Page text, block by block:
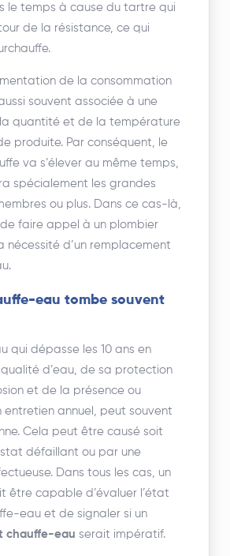
le temps à cause du tartre qui
de la résistance, ce qui
de la consommation
souvent associée à une
quantité et de la température
produite. Par conséquent, le
va s’élever au même temps,
spécialement les grandes
ou plus. Dans ce cas-là,
de faire appel à un plombier
nécessité d’un remplacement
eau tombe souvent
qui dépasse les 10 ans en
d’eau, de sa protection
et de la présence ou
entretien annuel, peut souvent
Cela peut être causé soit
défaillant ou par une
Dans tous les cas, un
être capable d’évaluer l’état
eau et de signaler si un
chauffe-eau serait impératif.